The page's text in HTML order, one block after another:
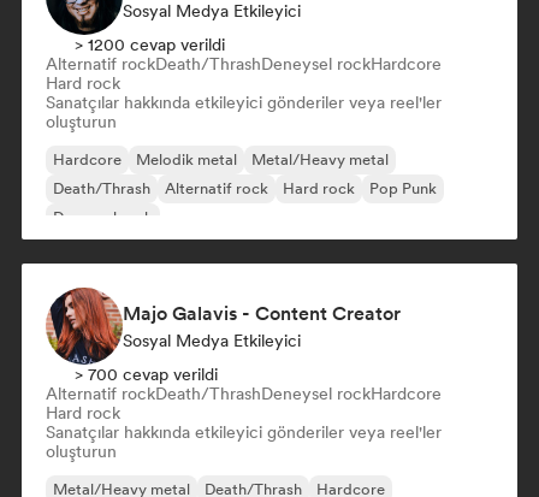
Sosyal Medya Etkileyici
> 1200 cevap verildi
Alternatif rockDeath/ThrashDeneysel rockHardcore
Hard rock
Sanatçılar hakkında etkileyici gönderiler veya reel'ler
oluşturun
Hardcore Melodik metal
Metal/Heavy metal
Death/Thrash
Alternatif rock Hard rock
Pop Punk
Deneysel rock
Majo Galavis - Content Creator
Sosyal Medya Etkileyici
> 700 cevap verildi
Alternatif rockDeath/ThrashDeneysel rockHardcore
Hard rock
Sanatçılar hakkında etkileyici gönderiler veya reel'ler
oluşturun
Metal/Heavy metal Death/Thrash
Hardcore